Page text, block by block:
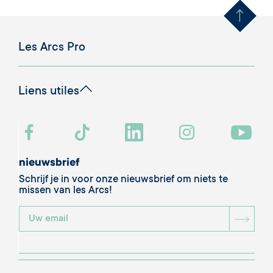
Les Arcs Pro
Liens utiles
nieuwsbrief
Schrijf je in voor onze nieuwsbrief om niets te
missen van les Arcs!